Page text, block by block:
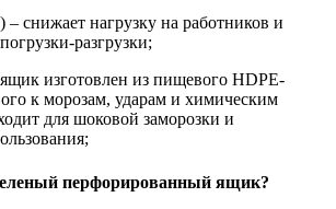
– снижает нагрузку на работников и
разгрузки;
изготовлен из пищевого HDPE-
к морозам, ударам и химическим
для шоковой заморозки и
перфорированный ящик?